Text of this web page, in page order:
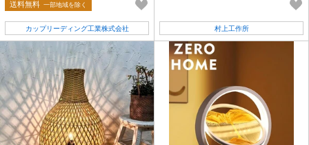
送料無料 一部地域を除く
カップリーディング工業株式会社 村上工作所